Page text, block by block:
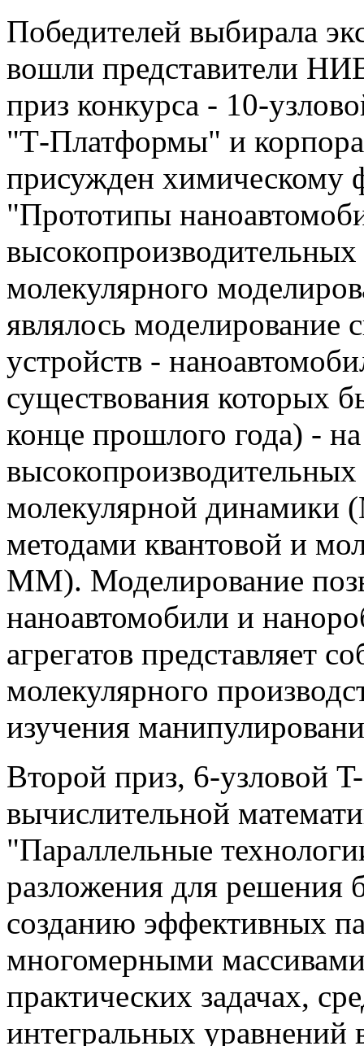
Победителей выбирала
вошли представители
приз конкурса - 10-
"Т-Платформы" и
присужден химическому
"Прототипы
молекулярного
являлось моделирование
устройств -
существования которых
конце прошлого года) -
молекулярной
методами квантовой и
ММ). Моделирование
наноавтомобили и
агрегатов представляет
молекулярного
изучения
Второй приз, 6-узловой
вычислительной
"Параллельные
разложения для решения
созданию эффективных
многомерными
практических задачах,
интегральных уравнений